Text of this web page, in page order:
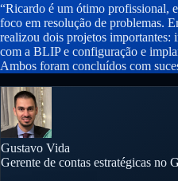
“Ricardo é um ótimo profissional,
foco em resolução de problemas.
realizou dois projetos importantes:
com a BLIP e configuração e
Ambos foram concluídos com
Gustavo Vida
Gerente de contas estratégicas no